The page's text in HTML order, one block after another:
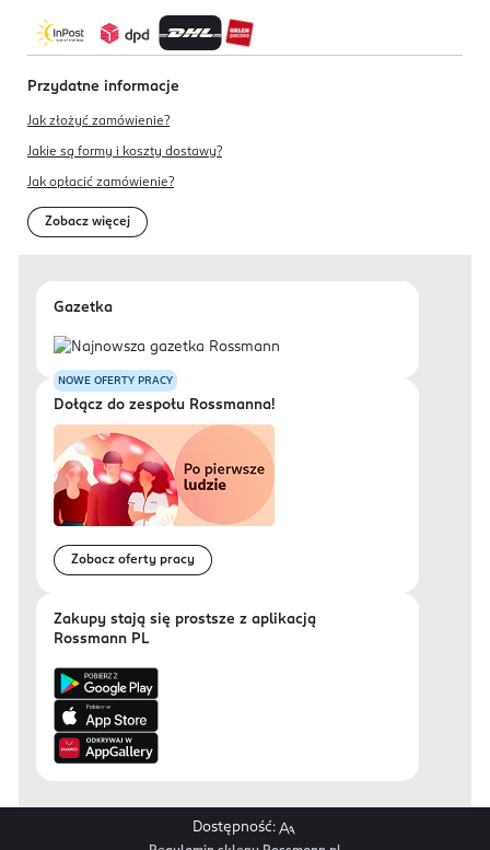
Przydatne informacje
Jak złożyć zamówienie?
Jakie są formy i koszty dostawy?
Jak opłacić zamówienie?
Zobacz więcej
Gazetka
NOWE OFERTY PRACY
Dołącz do zespołu Rossmanna!
Zobacz oferty pracy
Zakupy stają się prostsze z aplikacją
Rossmann PL
Dostępność: